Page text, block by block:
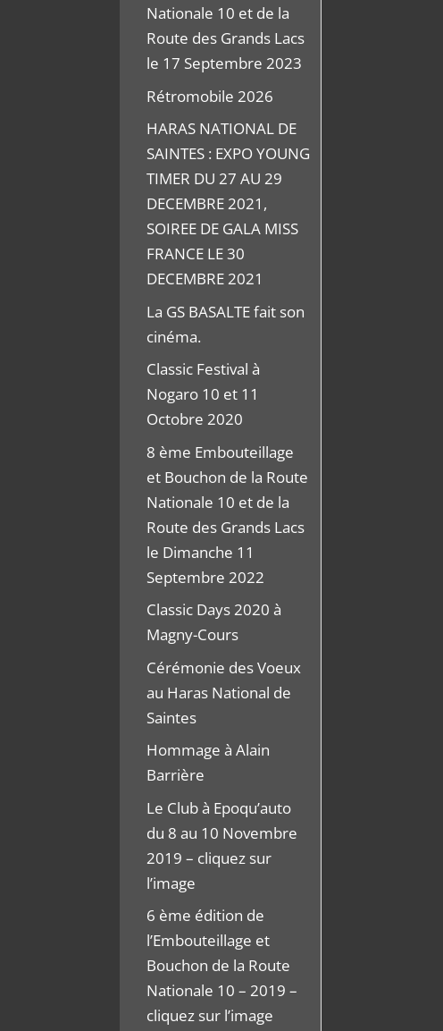
Nationale 10 et de la
Route des Grands Lacs
le 17 Septembre 2023
Rétromobile 2026
HARAS NATIONAL DE
SAINTES : EXPO YOUNG
TIMER DU 27 AU 29
DECEMBRE 2021,
SOIREE DE GALA MISS
FRANCE LE 30
DECEMBRE 2021
La GS BASALTE fait son
cinéma.
Classic Festival à
Nogaro 10 et 11
Octobre 2020
8 ème Embouteillage
et Bouchon de la Route
Nationale 10 et de la
Route des Grands Lacs
le Dimanche 11
Septembre 2022
Classic Days 2020 à
Magny-Cours
Cérémonie des Voeux
au Haras National de
Saintes
Hommage à Alain
Barrière
Le Club à Epoqu’auto
du 8 au 10 Novembre
2019 – cliquez sur
l’image
6 ème édition de
l’Embouteillage et
Bouchon de la Route
Nationale 10 – 2019 –
cliquez sur l’image